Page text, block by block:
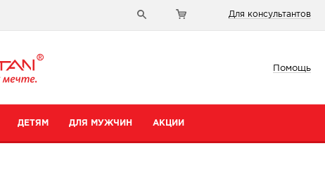
Для консультантов
Помощь
ДЕТЯМ ДЛЯ МУЖЧИН АКЦИИ